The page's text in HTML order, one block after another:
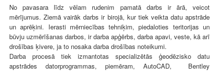
No pavasara līdz vēlam rudenim pamatā darbs ir ārā, veicot
mērījumus. Ziemā vairāk darbs ir birojā, kur tiek veikta datu apstrāde
un aprēķini. Ierasti mērniecības tehniķim, piedaloties teritorijas un
būvju uzmērīšanas darbos, ir darba apģērbs, darba apavi, veste, kā arī
drošības ķivere, ja to nosaka darba drošības noteikumi.
Darba procesā tiek izmantotas specializētās ģeodēzisko datu
apstrādes datorprogrammas, piemēram, AutoCAD, Bentley